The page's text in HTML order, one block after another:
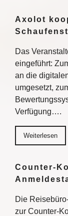
Axolot
Das
eingeführt:
an die
umgesetzt,
Verfügung….
Weiterlesen
Counter-
Die
zur Counter-